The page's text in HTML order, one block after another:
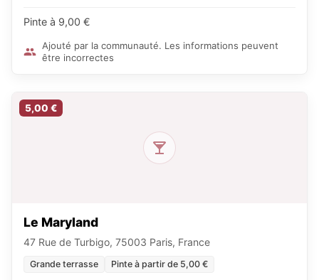
Pinte à 9,00 €
Ajouté par la communauté. Les informations peuvent
être incorrectes
5,00 €
Le Maryland
47 Rue de Turbigo, 75003 Paris, France
Grande terrasse Pinte à partir de 5,00 €